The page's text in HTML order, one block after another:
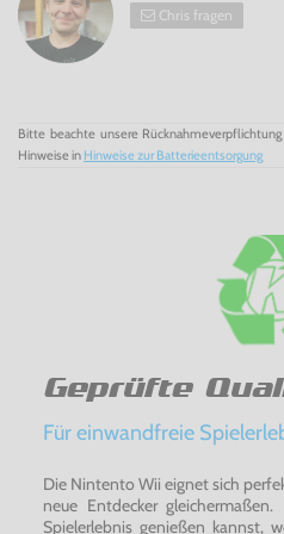
größeren Spiele im Speicher
nachgeladen werden musste.
Chris fragen
Bitte beachte unsere
Hinweise in Hinweise zur Batterieentsorgung
Geprüfte
Für einwandfreie
Die Nintento Wii eignet sich
neue Entdecker
Spielerlebnis genießen kannst,